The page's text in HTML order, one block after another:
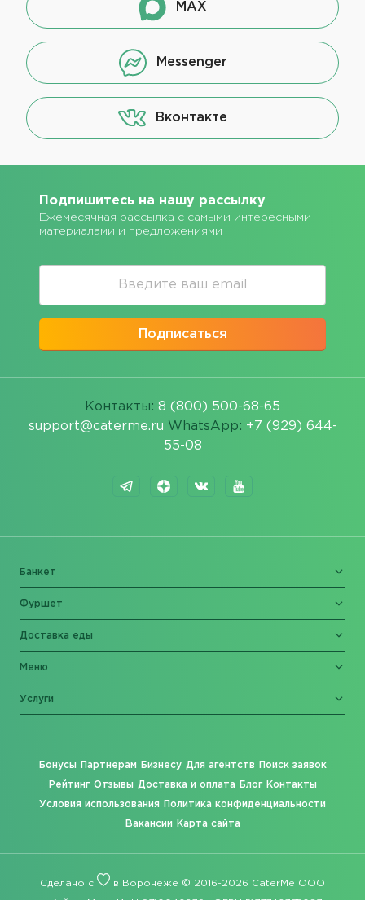
MAX
Messenger
Вконтакте
Подпишитесь на нашу рассылку
Ежемесячная рассылка с самыми интересными
материалами и предложениями
Подписаться
Контакты: 8 (800) 500-68-65
support@caterme.ru WhatsApp: +7 (929) 644-
55-08
Банкет
Фуршет
Доставка еды
Меню
Услуги
Бонусы Партнерам Бизнесу Для агентств Поиск заявок
Рейтинг Отзывы Доставка и оплата Блог Контакты
Условия использования Политика конфиденциальности
Вакансии Карта сайта
Сделано с в Воронеже © 2016-2026 CaterMe ООО